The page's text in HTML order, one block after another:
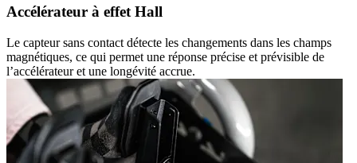
Accélérateur à effet Hall
Le capteur sans contact détecte les changements dans les champs
magnétiques, ce qui permet une réponse précise et prévisible de
l’accélérateur et une longévité accrue.